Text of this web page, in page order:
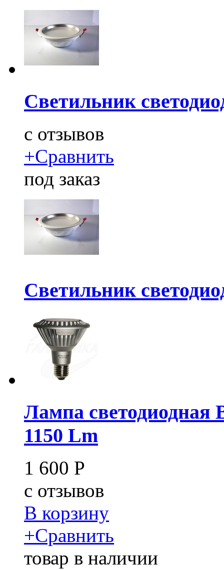
Светильник
c отзывов
+Сравнить
под заказ
Светильник
Лампа светодиодная
1150 Lm
1 600 Р
c отзывов
В корзину
+Сравнить
товар в наличии